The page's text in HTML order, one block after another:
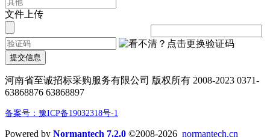
文件上传
提交信息
河南省至诚招标采购服务有限公司 版权所有 2008-2023 0371-
63868876 63868897
备案号：豫ICP备19032318号-1
Powered by Normantech 7.2.0 ©2008-2026 normantech.cn